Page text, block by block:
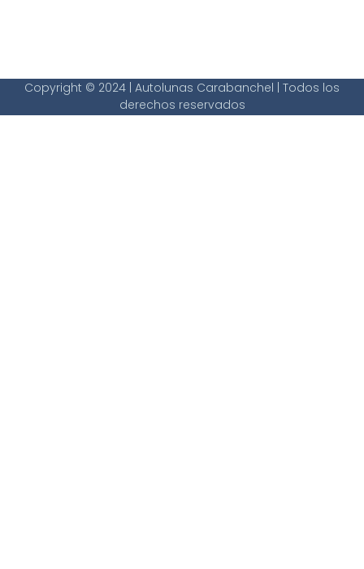
Copyright © 2024 | Autolunas Carabanchel | Todos los
derechos reservados